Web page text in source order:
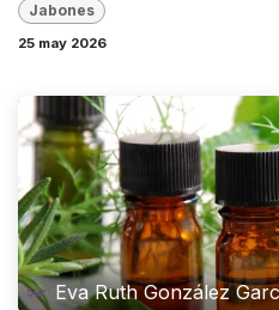
Jabones
25 may 2026
Eva Ruth González